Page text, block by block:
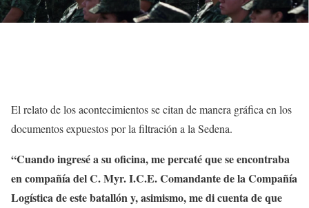
El relato de los acontecimientos se citan de manera gráfica en los
documentos expuestos por la filtración a la Sedena.
“Cuando ingresé a su oficina, me percaté que se encontraba
en compañía del C. Myr. I.C.E. Comandante de la Compañía
Logística de este batallón y, asimismo, me di cuenta de que